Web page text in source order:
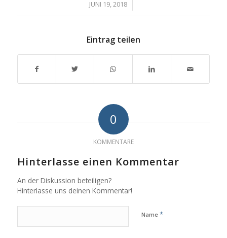
JUNI 19, 2018
/
Eintrag teilen
0
KOMMENTARE
Hinterlasse einen Kommentar
An der Diskussion beteiligen?
Hinterlasse uns deinen Kommentar!
Name *